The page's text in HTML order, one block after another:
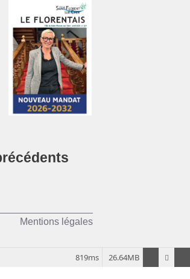
Mentions légales
26.64MB
819ms